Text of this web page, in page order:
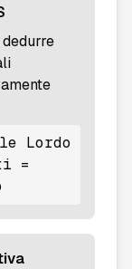
Lordo
=